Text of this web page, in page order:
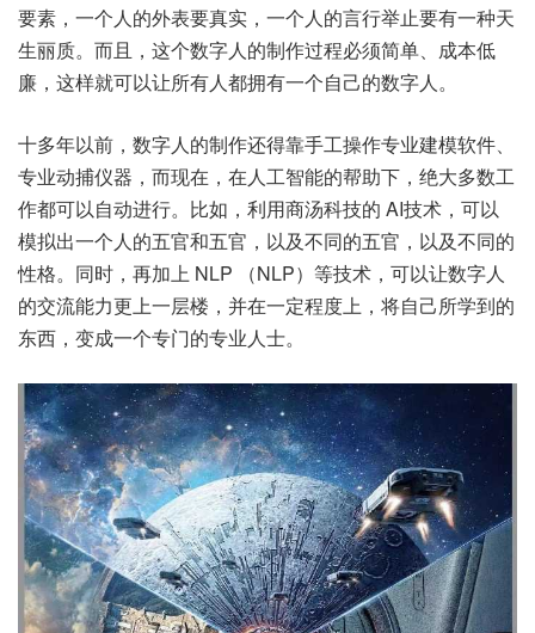
要素，一个人的外表要真实，一个人的言行举止要有一种天
生丽质。而且，这个数字人的制作过程必须简单、成本低
廉，这样就可以让所有人都拥有一个自己的数字人。
十多年以前，数字人的制作还得靠手工操作专业建模软件、
专业动捕仪器，而现在，在人工智能的帮助下，绝大多数工
作都可以自动进行。比如，利用商汤科技的 AI技术，可以
模拟出一个人的五官和五官，以及不同的五官，以及不同的
性格。同时，再加上 NLP （NLP）等技术，可以让数字人
的交流能力更上一层楼，并在一定程度上，将自己所学到的
东西，变成一个专门的专业人士。